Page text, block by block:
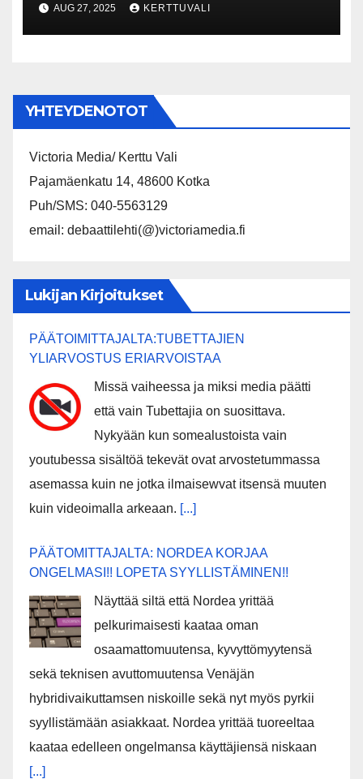
puheenjohtajaksi
AUG 27, 2025 KERTTUVALI
YHTEYDENOTOT
Victoria Media/ Kerttu Vali
Pajamäenkatu 14, 48600 Kotka
Puh/SMS: 040-5563129
email: debaattilehti(@)victoriamedia.fi
Lukijan Kirjoitukset
PÄÄTOIMITTAJALTA:TUBETTAJIEN
YLIARVOSTUS ERIARVOISTAA
Missä vaiheessa ja miksi media päätti
että vain Tubettajia on suosittava.
Nykyään kun somealustoista vain
youtubessa sisältöä tekevät ovat arvostetummassa
asemassa kuin ne jotka ilmaisewvat itsensä muuten
kuin videoimalla arkeaan. [...]
PÄÄTOMITTAJALTA: NORDEA KORJAA
ONGELMASI!! LOPETA SYYLLISTÄMINEN!!
Näyttää siltä että Nordea yrittää
pelkurimaisesti kaataa oman
osaamattomuutensa, kyvyttömyytensä
sekä teknisen avuttomuutensa Venäjän
hybridivaikuttamsen niskoille sekä nyt myös pyrkii
syyllistämään asiakkaat. Nordea yrittää tuoreeltaa
kaataa edelleen ongelmansa käyttäjiensä niskaan
[...]